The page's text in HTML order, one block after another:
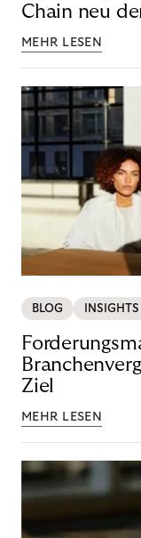
Chain neu
MEHR LESEN
BLOG INSIGHTS
Ziel
MEHR LESEN